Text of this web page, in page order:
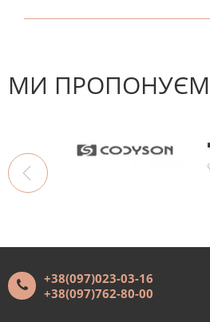
На даний час немає
МИ
+38(097)023-03-16
+38(097)762-80-00